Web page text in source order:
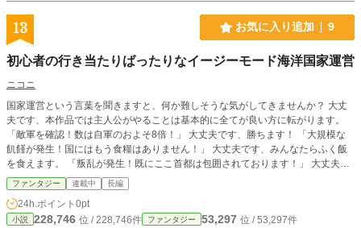
13 お気に入り追加 9
初心者の行き当たりばったりなイージーモード海洋国家運営
ニコニ
国家運営という言葉を聞きますと、何か難しそうな気がしてきませんか？ 大丈
夫です、本作品では主人公がやることは基本的に全てが良い方に転がります。
「敵軍を確認！数は自軍のおよそ8倍！」 大丈夫です、勝ちます！ 「大規模な
飢饉が発生！国にはもう食糧はありません！」 大丈夫です、みんなたらふく飯
を食えます。 「叛乱が発生！既にここ首都は包囲されております！」 大丈夫で
す、無事に鎮められます。 「疫病が蔓延しています！」 大丈夫です、治りま
す。 「洪水が！」「干ばつが！」「嵐が！」 大丈夫です、全て解決できます。
内政、外交、軍事、農耕、医療、全てが上手くいきます。 胸くそは存在しませ
ん。 ただただ主人公がのほほんとしている間にパッピーエンドがつくられてい
ファンタジー 連載中 長編
24h.ポイント 0pt
小説 228,746 位 / 228,746件 ファンタジー 53,297 位 / 53,297件